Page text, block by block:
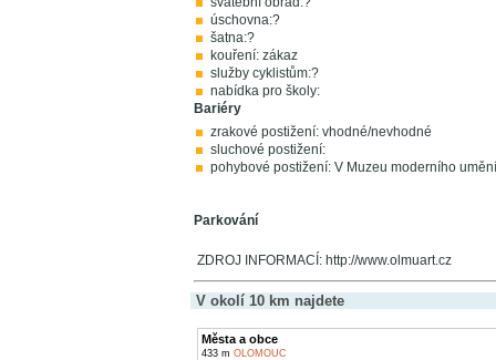
úschovna:?
šatna:?
kouření: zákaz
služby cyklistům:?
nabídka pro školy:
Bariéry
zrakové postižení: vhodné/nevhodné
sluchové postižení:
pohybové postižení: V Muzeu moderního
Parkování
ZDROJ INFORMACÍ: http://www.olmuart.cz
V okolí 10 km najdete
Města a obce
433 m OLOMOUC